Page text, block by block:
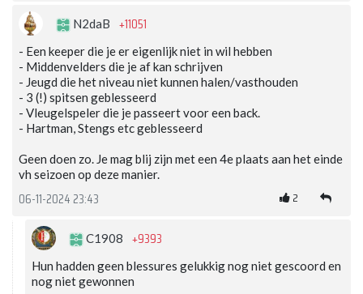
N2daB +11051
- Een keeper die je er eigenlijk niet in wil hebben
- ⁠Middenvelders die je af kan schrijven
- ⁠Jeugd die het niveau niet kunnen halen/vasthouden
- ⁠3 (!) spitsen geblesseerd
- ⁠Vleugelspeler die je passeert voor een back.
- ⁠Hartman, Stengs etc geblesseerd
Geen doen zo. Je mag blij zijn met een 4e plaats aan het einde
vh seizoen op deze manier.
06-11-2024 23:43 2
C1908 +9393
Hun hadden geen blessures gelukkig nog niet gescoord en
nog niet gewonnen